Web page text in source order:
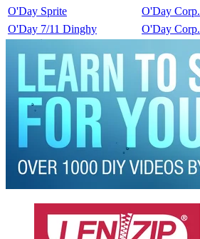
O'Day Sprite O'Day Corp.
O'Day 7/11 Dinghy O'Day Corp.